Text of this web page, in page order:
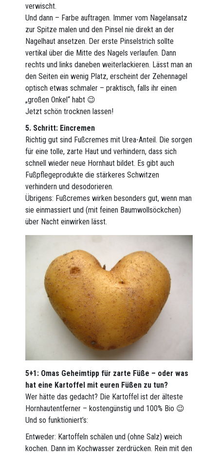
verwischt.
Und dann – Farbe auftragen. Immer vom Nagelansatz
zur Spitze malen und den Pinsel nie direkt an der
Nagelhaut ansetzen. Der erste Pinselstrich sollte
vertikal über die Mitte des Nagels verlaufen. Dann
rechts und links daneben weiterlackieren. Lässt man an
den Seiten ein wenig Platz, erscheint der Zehennagel
optisch etwas schmaler – praktisch, falls ihr einen
„großen Onkel“ habt 😉
Jetzt schön trocknen lassen!
5. Schritt: Eincremen
Richtig gut sind Fußcremes mit Urea-Anteil. Die sorgen
für eine tolle, zarte Haut und verhindern, dass sich
schnell wieder neue Hornhaut bildet. Es gibt auch
Fußpflegeprodukte die stärkeres Schwitzen
verhindern und desodorieren.
Übrigens: Fußcremes wirken besonders gut, wenn man
sie einmassiert und (mit feinen Baumwollsöckchen)
über Nacht einwirken lässt.
5+1: Omas Geheimtipp für zarte Füße – oder was
hat eine Kartoffel mit euren Füßen zu tun?
Wer hätte das gedacht? Die Kartoffel ist der älteste
Hornhautentferner – kostengünstig und 100% Bio 😉
Und so funktioniert’s:
Entweder: Kartoffeln schälen und (ohne Salz) weich
kochen. Dann im Kochwasser zerdrücken. Rein mit den